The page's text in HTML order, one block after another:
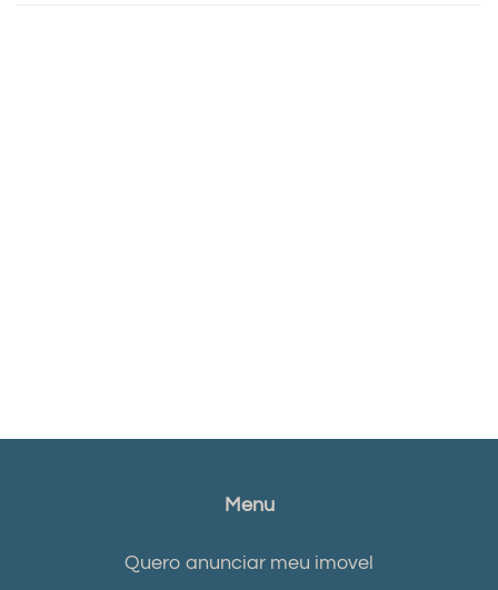
Menu
Quero anunciar meu imovel